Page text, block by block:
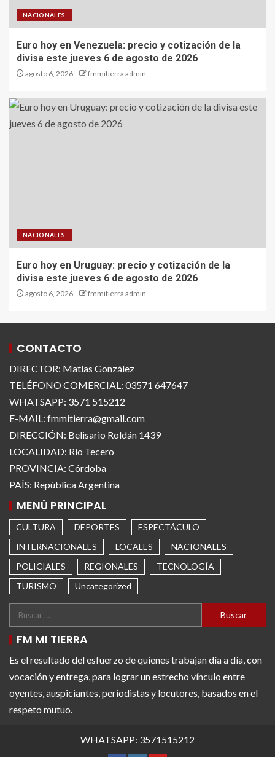
NACIONALES
Euro hoy en Venezuela: precio y cotización de la
divisa este jueves 6 de agosto de 2026
agosto 6, 2026 fmmitierra admin
NACIONALES
Euro hoy en Uruguay: precio y cotización de la
divisa este jueves 6 de agosto de 2026
agosto 6, 2026 fmmitierra admin
CONTACTO
DIRECTOR: Matías González
TELÉFONO COMERCIAL: 03571 647647
WHATSAPP: 3571 515212
E-MAIL: fmmitierra@gmail.com
DIRECCIÓN: Belisario Roldán 1439
LOCALIDAD: Río Tecero
PROVINCIA: Córdoba
PAÍS: República Argentina
MENÚ PRINCIPAL
CULTURA DEPORTES
ESPECTÁCULO
INTERNACIONALES
LOCALES
NACIONALES
POLICIALES
REGIONALES
TECNOLOGÍA
TURISMO
Uncategorized
FM MI TIERRA
Es el resultado del esfuerzo de quienes trabajan día a día, con
vocación y entrega, para lograr un estrecho vínculo entre
oyentes, auspiciantes, periodistas y locutores, basados en el
respeto mutuo.
WHATSAPP: 3571515212